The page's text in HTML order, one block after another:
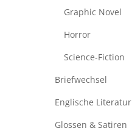
Graphic Novel
Horror
Science-Fiction
Briefwechsel
Englische Literatur
Glossen & Satiren